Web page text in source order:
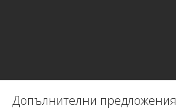
Допълнителни предложения